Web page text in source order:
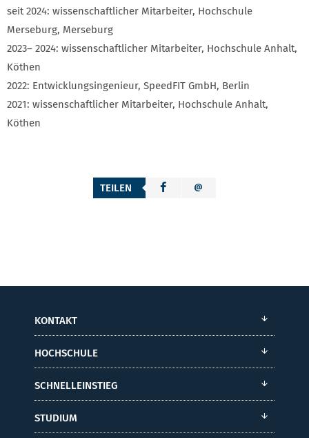
seit 2024: wissenschaftlicher Mitarbeiter, Hochschule
Merseburg, Merseburg
2023– 2024: wissenschaftlicher Mitarbeiter, Hochschule Anhalt,
Köthen
2022: Entwicklungsingenieur, SpeedFIT GmbH, Berlin
2021: wissenschaftlicher Mitarbeiter, Hochschule Anhalt,
Köthen
TEILEN
KONTAKT
HOCHSCHULE
SCHNELLEINSTIEG
STUDIUM